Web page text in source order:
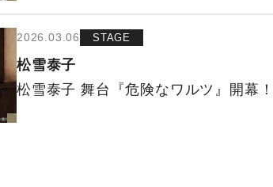
2026.03.06 STAGE
松雪泰子
松雪泰子 舞台『危険なワルツ』開幕！